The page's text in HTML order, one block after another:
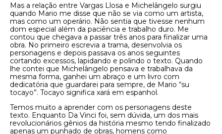
Mas a relação entre Vargas Llosa e Michelângelo surgiu
quando Mario me disse que não se via como um artista,
mas como um operário. Não sentia que tivesse nenhum
dom especial além da paciência e trabalho duro. Me
contou que chegava a passar três anos para finalizar uma
obra. No primeiro escrevia a trama, desenvolvia os
personagens e depois passava os anos seguintes
cortando excessos, lapidando e polindo o texto. Quando
lhe contei que Michelângelo pensava e trabalhava da
mesma forma, ganhei um abraço e um livro com
dedicatória que guardarei para sempre, de Mario “su
tocayo”. Tocayo significa xará em espanhol.
Temos muito a aprender com os personagens deste
texto. Enquanto Da Vinci foi, sem dúvida, um dos mais
revolucionários gênios da história mesmo tendo finalizado
apenas um punhado de obras, homens como